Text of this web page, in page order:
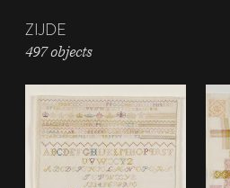
ZIJDE
497 objects